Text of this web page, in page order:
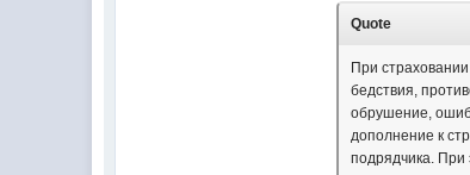
Quote
При
бедствия,
обрушение,
дополнение к
подрядчика.